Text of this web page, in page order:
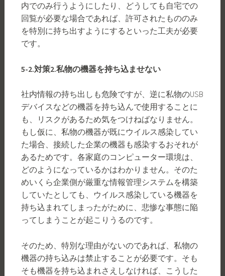
内でのみ行うようにしたり、どうしても自宅での
回覧が必要な場合であれば、許可されたもののみ
を特別に持ち出すようにするといった工夫が必要
です。
5-2.対策2.私物の機器を持ち込ませない
社内情報の持ち出しも危険ですが、逆に私物のUSB
デバイスなどの機器を持ち込んで使用することに
も、リスクがあるため気をつけねばなりません。
もし仮に、私物の機器が既にウイルス感染してい
た場合、接続した企業の機器も感染するおそれが
あるためです。各家庭のコンピューター環境は、
どのようになっているかはわかりません。そのた
めいくら企業側が厳重な情報管理システムを構築
していたとしても、ウイルス感染している機器を
持ち込まれてしまったがために、悲惨な事態に陥
ってしまうことが起こりうるのです。
そのため、特別な理由がないのであれば、私物の
機器の持ち込みは禁止することが必要です。そも
そも機器を持ち込まれさえしなければ、こうした